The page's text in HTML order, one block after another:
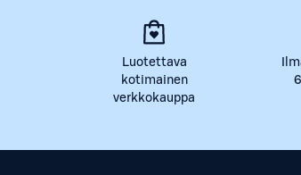
Luotettava
kotimainen
verkkokauppa